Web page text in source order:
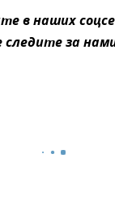
в наших
следите за